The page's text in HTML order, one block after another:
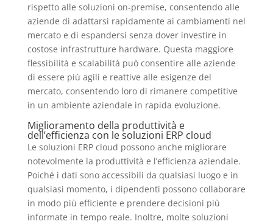
rispetto alle soluzioni on-premise, consentendo alle
aziende di adattarsi rapidamente ai cambiamenti nel
mercato e di espandersi senza dover investire in
costose infrastrutture hardware. Questa maggiore
flessibilità e scalabilità può consentire alle aziende
di essere più agili e reattive alle esigenze del
mercato, consentendo loro di rimanere competitive
in un ambiente aziendale in rapida evoluzione.
Miglioramento della produttività e
dell’efficienza con le soluzioni ERP cloud
Le soluzioni ERP cloud possono anche migliorare
notevolmente la produttività e l’efficienza aziendale.
Poiché i dati sono accessibili da qualsiasi luogo e in
qualsiasi momento, i dipendenti possono collaborare
in modo più efficiente e prendere decisioni più
informate in tempo reale. Inoltre, molte soluzioni